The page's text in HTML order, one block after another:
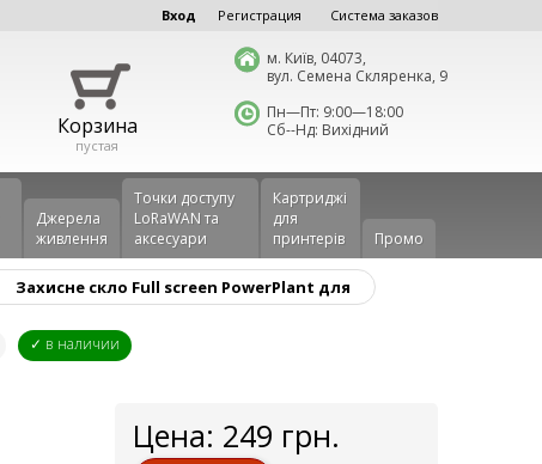
Вход Регистрация Система заказов
Корзина
пустая
м. Київ, 04073,
вул. Семена Скляренка, 9
Пн—Пт: 9:00—18:00
Сб--Нд: Вихідний
Джерела
живлення
Точки доступу
LoRaWAN та
аксесуари
Картриджі
для
принтерів
Промо
Захисне скло Full screen PowerPlant для
✓ в наличии
Цена: 249 грн.